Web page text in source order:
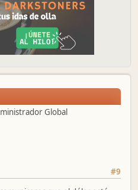
Global
#9